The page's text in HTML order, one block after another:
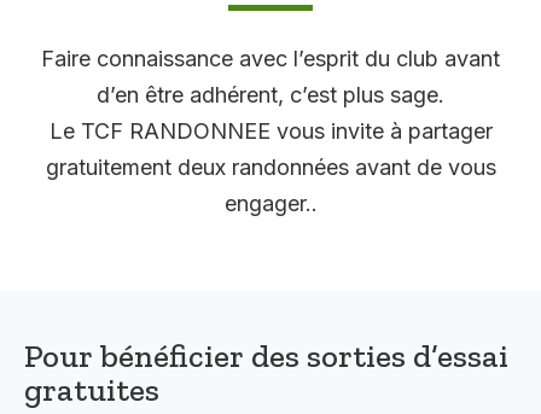
Faire connaissance avec l’esprit du club avant
d’en être adhérent, c’est plus sage.
Le TCF RANDONNEE vous invite à partager
gratuitement deux randonnées avant de vous
engager..
Pour bénéficier des sorties d’essai
gratuites